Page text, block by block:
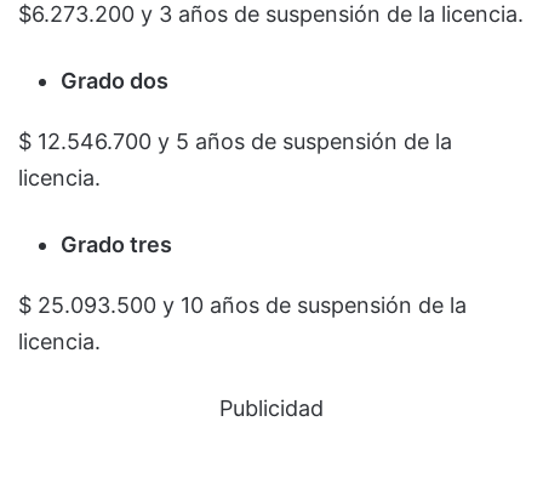
$6.273.200 y 3 años de suspensión de la licencia.
Grado dos
$ 12.546.700 y 5 años de suspensión de la
licencia.
Grado tres
$ 25.093.500 y 10 años de suspensión de la
licencia.
Publicidad